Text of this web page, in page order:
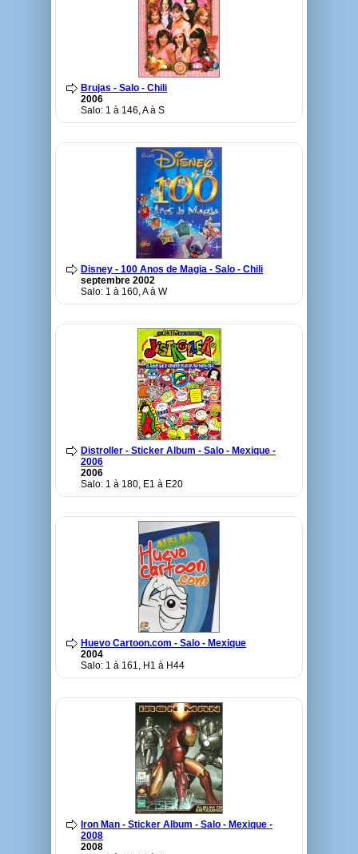
Brujas - Salo - Chili
2006
Salo: 1 à 146, A à S
Disney - 100 Anos de Magia - Salo - Chili
septembre 2002
Salo: 1 à 160, A à W
Distroller - Sticker Album - Salo - Mexique -
2006
2006
Salo: 1 à 180, E1 à E20
Huevo Cartoon.com - Salo - Mexique
2004
Salo: 1 à 161, H1 à H44
Iron Man - Sticker Album - Salo - Mexique -
2008
2008